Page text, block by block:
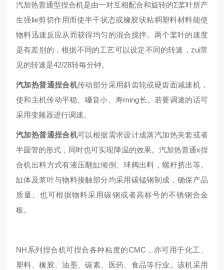
汽加热普通型捏合机是由一对互相配合和旋转的Σ桨叶所产
生强lie剪切作用而使半干状态或橡胶状粘稠塑料材料能使
物料迅速反应从而获得均匀的混合搅拌。两个桨叶的速度
是有差别的，根据不同的工艺可以设定不同的转速，zui常
见的转速是42/28转每分钟。
汽加热普通捏合机传动部分采用斜齿轮或硬齿面减速机，
使和主机传动平稳、嗓音小、寿ming长。若要调速的话可
采用变频器进行调速。
汽加热普通捏合机可以根据需求设计成蒸汽加热夹套或者
半圆管的形式，同时也可实现降温的效果。汽加热普通x捏
合机出料方式有液压翻缸倾倒、球阀出料，螺杆挤出等。
缸体及浆叶与物料接触部分均采用碳锰钢制成，确保产品
质量。也可根据物料采用碳钢或者高标号的不锈钢合金
板。
NH系列捏合机可捏合各种粘度的CMC，亦可用于化工、
塑料、橡胶、油墨、碳素、医药、食品等行业。该机采用